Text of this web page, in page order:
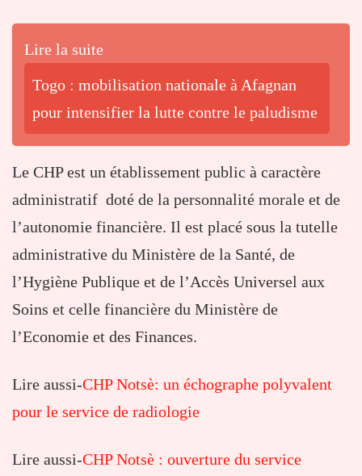
Lire la suite
Togo : mobilisation nationale à Afagnan
pour intensifier la lutte contre le paludisme
Le CHP est un établissement public à caractère
administratif doté de la personnalité morale et de
l’autonomie financière. Il est placé sous la tutelle
administrative du Ministère de la Santé, de
l’Hygiène Publique et de l’Accès Universel aux
Soins et celle financière du Ministère de
l’Economie et des Finances.
Lire aussi-CHP Notsè: un échographe polyvalent
pour le service de radiologie
Lire aussi-CHP Notsè : ouverture du service